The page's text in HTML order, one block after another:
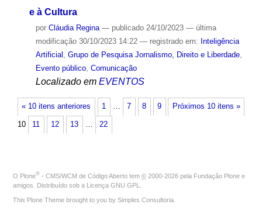
e à Cultura
por Cláudia Regina — publicado24/10/2023 — última
modificação30/10/2023 14:22 — registrado em: Inteligência
Artificial , Grupo de Pesquisa Jornalismo, Direito e Liberdade,
Evento público, Comunicação
Localizado em EVENTOS
« 10 itens anteriores Próximos 10 itens »
1 … 7 8 9
10 11 12 13 … 22
O Plone® - CMS/WCM de Código Aberto tem © 2000-2026 pela Fundação Plone e
amigos. Distribuído sob a Licença GNU GPL
This Plone Theme brought to you by Simples Consultoria